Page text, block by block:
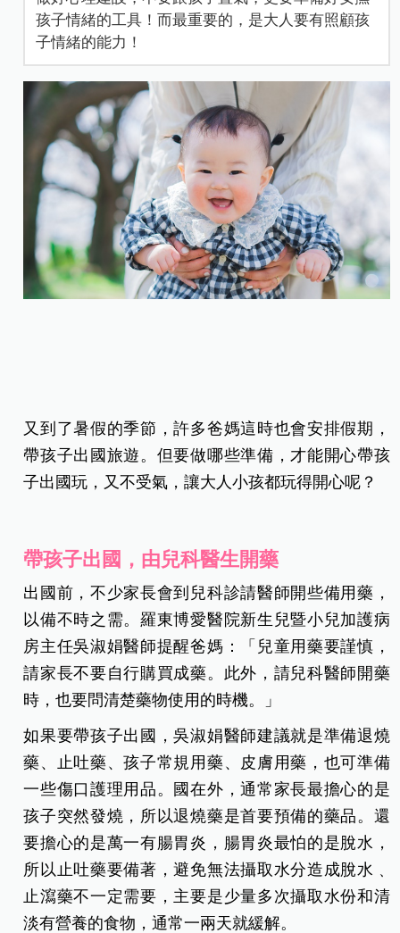
孩子情緒的工具！而最重要的，是大人要有照顧孩
子情緒的能力！
又到了暑假的季節，許多爸媽這時也會安排假期，
帶孩子出國旅遊。但要做哪些準備，才能開心帶孩
子出國玩，又不受氣，讓大人小孩都玩得開心呢？
帶孩子出國，由兒科醫生開藥
出國前，不少家長會到兒科診請醫師開些備用藥，
以備不時之需。羅東博愛醫院新生兒暨小兒加護病
房主任吳淑娟醫師提醒爸媽：「兒童用藥要謹慎，
請家長不要自行購買成藥。此外，請兒科醫師開藥
時，也要問清楚藥物使用的時機。」
如果要帶孩子出國，吳淑娟醫師建議就是準備退燒
藥、止吐藥、孩子常規用藥、皮膚用藥，也可準備
一些傷口護理用品。國在外，通常家長最擔心的是
孩子突然發燒，所以退燒藥是首要預備的藥品。還
要擔心的是萬一有腸胃炎，腸胃炎最怕的是脫水，
所以止吐藥要備著，避免無法攝取水分造成脫水﹑
止瀉藥不一定需要，主要是少量多次攝取水份和清
淡有營養的食物，通常一兩天就緩解。